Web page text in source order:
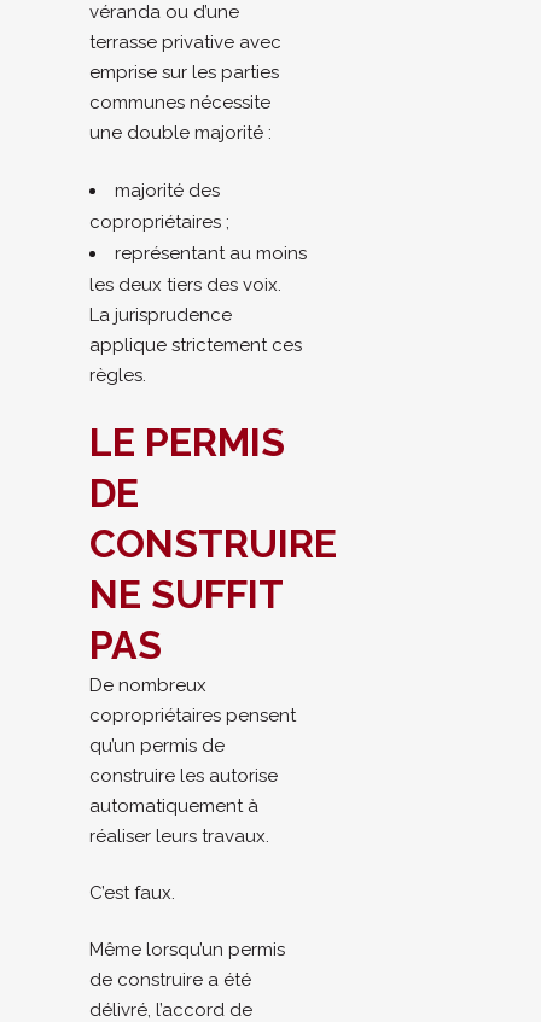
véranda ou d’une
terrasse privative avec
emprise sur les parties
communes nécessite
une double majorité :
majorité des
copropriétaires ;
représentant au moins
les deux tiers des voix.
La jurisprudence
applique strictement ces
règles.
LE PERMIS
DE
CONSTRUIRE
NE SUFFIT
PAS
De nombreux
copropriétaires pensent
qu’un permis de
construire les autorise
automatiquement à
réaliser leurs travaux.
C’est faux.
Même lorsqu’un permis
de construire a été
délivré, l’accord de